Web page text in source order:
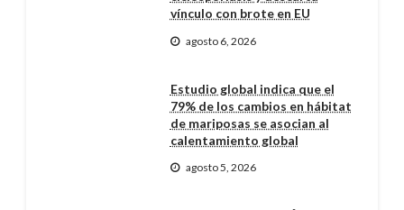
vínculo con brote en EU
agosto 6, 2026
Estudio global indica que el
79% de los cambios en hábitat
de mariposas se asocian al
calentamiento global
agosto 5, 2026